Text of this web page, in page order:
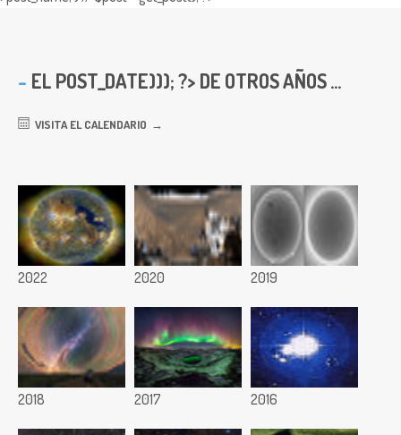
EL POST_DATE))); ?> DE OTROS AÑOS ...
VISITA EL CALENDARIO
2022 2020 2019
2018 2017 2016